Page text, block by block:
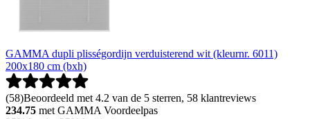
GAMMA dupli plisségordijn verduisterend wit (kleurnr. 6011)
200x180 cm (bxh)
(58)Beoordeeld met 4.2 van de 5 sterren, 58 klantreviews
234.75 met GAMMA Voordeelpas